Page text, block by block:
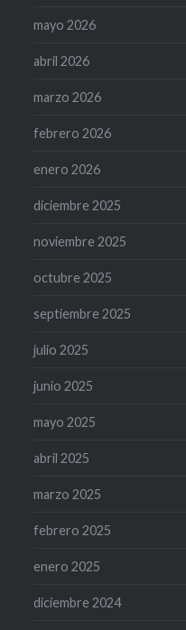
mayo 2026
abril 2026
marzo 2026
febrero 2026
enero 2026
diciembre 2025
noviembre 2025
octubre 2025
septiembre 2025
julio 2025
junio 2025
mayo 2025
abril 2025
marzo 2025
febrero 2025
enero 2025
diciembre 2024